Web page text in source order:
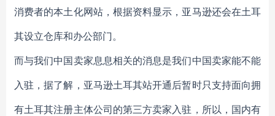
消费者的本土化网站，根据资料显示，亚马逊还会在土耳
其设立仓库和办公部门。
而与我们中国卖家息息相关的消息是我们中国卖家能不能
入驻，据了解，亚马逊土耳其站开通后暂时只支持面向拥
有土耳其注册主体公司的第三方卖家入驻，所以，国内有